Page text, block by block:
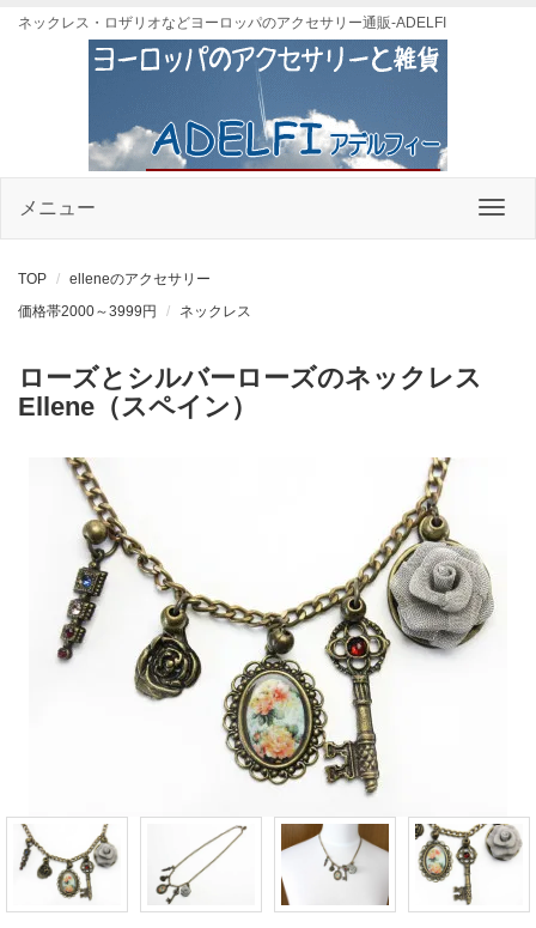
ネックレス・ロザリオなどヨーロッパのアクセサリー通販-ADELFI
メニュー
TOP
elleneのアクセサリー
価格帯2000～3999円
ネックレス
ローズとシルバーローズのネックレス
Ellene（スペイン）